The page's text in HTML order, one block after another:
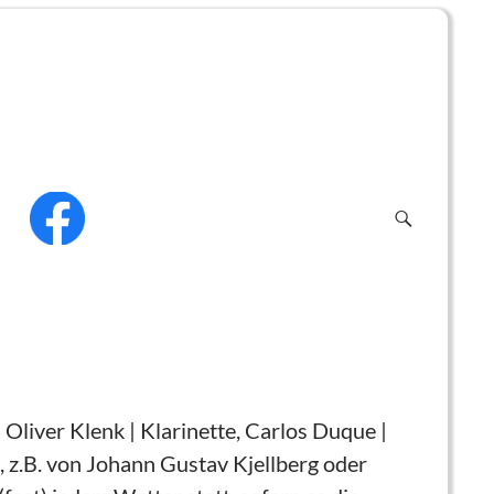
f
Oliver Klenk | Klarinette, Carlos Duque |
von Johann Gustav Kjellberg oder